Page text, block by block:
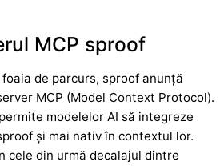
MCP sproof
de parcurs, sproof anunță
MCP (Model Context Protocol).
modelelor AI să integreze
și mai nativ în contextul lor.
cele din urmă decalajul dintre